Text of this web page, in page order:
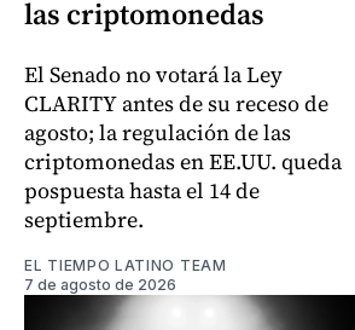
las criptomonedas
El Senado no votará la Ley
CLARITY antes de su receso de
agosto; la regulación de las
criptomonedas en EE.UU. queda
pospuesta hasta el 14 de
septiembre.
EL TIEMPO LATINO TEAM
7 de agosto de 2026